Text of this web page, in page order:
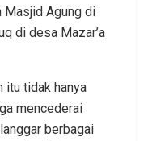
Masjid Agung di
di desa Mazar’a
itu tidak hanya
mencederai
berbagai